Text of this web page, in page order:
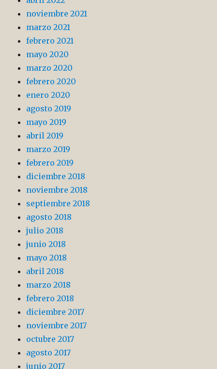
noviembre 2021
marzo 2021
febrero 2021
mayo 2020
marzo 2020
febrero 2020
enero 2020
agosto 2019
mayo 2019
abril 2019
marzo 2019
febrero 2019
diciembre 2018
noviembre 2018
septiembre 2018
agosto 2018
julio 2018
junio 2018
mayo 2018
abril 2018
marzo 2018
febrero 2018
diciembre 2017
noviembre 2017
octubre 2017
agosto 2017
junio 2017